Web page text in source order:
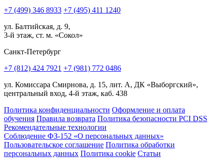
+7 (499) 346 8933 +7 (495) 411 1240
ул. Балтийская, д. 9,
3-й этаж, ст. м. «Сокол»
Санкт-Петербург
+7 (812) 424 7921 +7 (981) 772 0486
ул. Комиссара Смирнова, д. 15, лит. А, ДК «Выборгский»,
центральный вход, 4-й этаж, каб. 438
Политика конфиденциальности Оформление и оплата
обучения Правила возврата Политика безопасности PCI DSS
Рекомендательные технологии
Соблюдение ФЗ-152 «О персональ­ных данных»
Пользовательское соглашение Политика обработки
персональных данных Политика cookie Статьи